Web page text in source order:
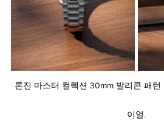
론진 마스터 컬렉션 30mm 발리콘 패
이얼.